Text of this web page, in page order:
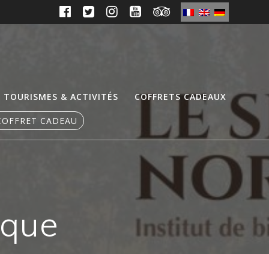
TOURISMES & ACTIVITÉS COFFRETS CADEAUX
CADEAU